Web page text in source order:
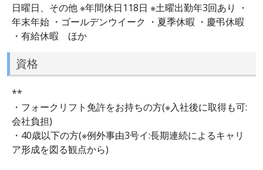
日曜日、その他 ※年間休日118日 ※土曜出勤年3回あり ・
年末年始 ・ゴールデンウイーク ・夏季休暇 ・慶弔休暇
・有給休暇 ほか
資格
**
・フォークリフト免許をお持ちの方(※入社後に取得も可:
会社負担)
・40歳以下の方(※例外事由3号イ:長期連続によるキャリ
ア形成を図る観点から)